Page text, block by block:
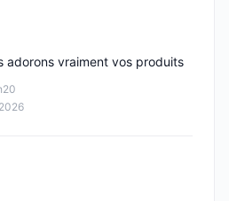
adorons vraiment vos produits